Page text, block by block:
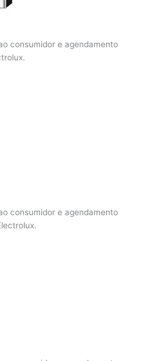
consumidor e agendamento
consumidor e agendamento